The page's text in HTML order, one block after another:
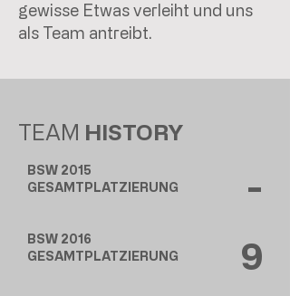
gewisse Etwas verleiht und uns
als Team antreibt.
TEAM HISTORY
BSW 2015
GESAMTPLATZIERUNG
-
BSW 2016
GESAMTPLATZIERUNG
9